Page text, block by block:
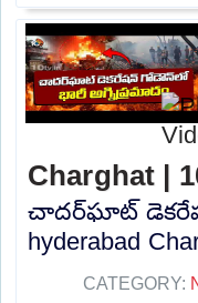
Charghat |
చాదర్‌ఘాట్
hyderabad
CATEGORY: